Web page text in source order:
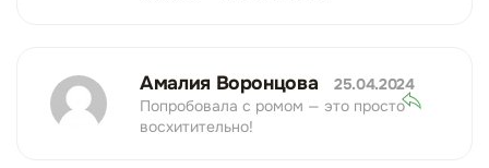
Амалия Воронцова
25.04.2024
Попробовала с ромом — это просто
восхитительно!